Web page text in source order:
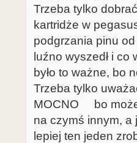
Trzeba tylko
kartridże w
podgrzania pinu
luźno wyszedł i co
było to ważne, bo
Trzeba tylko
MOCNO bo może
na czymś innym, a
lepiej ten jeden